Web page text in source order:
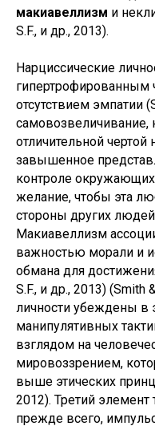
макиавеллизм и
S.F., и др., 2013).
Нарциссические
гипертрофированным
отсутствием эмпатии
самовозвеличивание,
отличительной
завышенное
контроле
желание, чтобы эта
стороны других людей
Макиавеллизм
важностью морали и
обмана для
S.F., и др., 2013)
личности убеждены в
манипулятивных
взглядом на
мировоззрением,
выше этических
2012). Третий элемент
прежде всего,